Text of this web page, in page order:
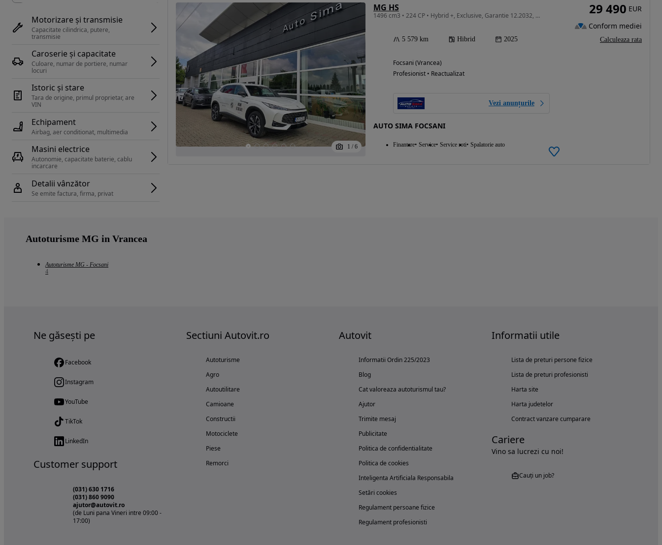
Motorizare și transmisie
Capacitate cilindrica, putere,
transmisie
Caroserie și capacitate
Culoare, numar de portiere, numar
locuri
Istoric și stare
Tara de origine, primul proprietar, are
Echipament
Airbag, aer conditionat, multimedia
Masini electrice
Autonomie, capacitate baterie, cablu
Detalii vânzător
Se emite factura, firma, privat
1 / 6
MG HS
1496 cm3 • 224 CP • Hybrid +, Exclusive, Garantie 12.2032, TVA deductibil
5 579 km Hibrid 2025
Focsani (Vrancea)
Profesionist • Reactualizat
Vezi anunțurile
AUTO SIMA FOCSANI
Finantare Service Service roti Spalatorie auto
29 490 EUR
Conform mediei
Calculeaza rata
Autoturisme MG in Vrancea
Autoturisme MG - Focsani
4
Ne găsești pe
Facebook
Instagram
YouTube
TikTok
LinkedIn
Customer support
(031) 630 1716
(031) 860 9090
ajutor@autovit.ro
(de Luni pana Vineri intre 09:00 -
17:00)
Sectiuni Autovit.ro
Autoturisme
Agro
Autoutilitare
Camioane
Constructii
Motociclete
Piese
Remorci
Autovit
Informatii Ordin 225/2023
Blog
Cat valoreaza autoturismul tau?
Ajutor
Trimite mesaj
Publicitate
Politica de confidentialitate
Politica de cookies
Inteligenta Artificiala Responsabila
Setări cookies
Regulament persoane fizice
Regulament profesionisti
Informatii utile
Lista de preturi persone fizice
Lista de preturi profesionisti
Harta site
Harta judetelor
Contract vanzare cumparare
Cariere
Vino sa lucrezi cu noi!
Cauți un job?